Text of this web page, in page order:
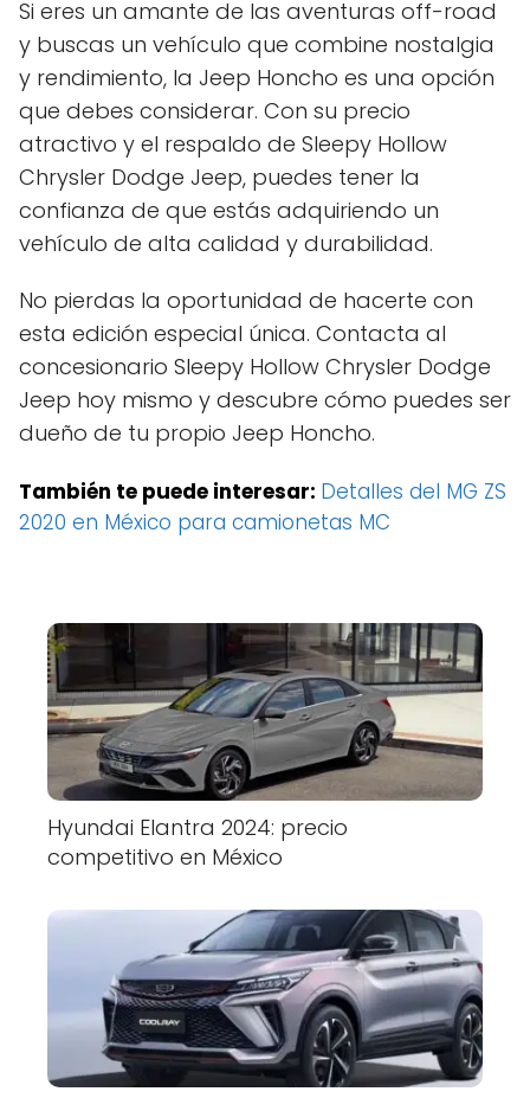
Si eres un amante de las aventuras off-road
y buscas un vehículo que combine nostalgia
y rendimiento, la Jeep Honcho es una opción
que debes considerar. Con su precio
atractivo y el respaldo de Sleepy Hollow
Chrysler Dodge Jeep, puedes tener la
confianza de que estás adquiriendo un
vehículo de alta calidad y durabilidad.
No pierdas la oportunidad de hacerte con
esta edición especial única. Contacta al
concesionario Sleepy Hollow Chrysler Dodge
Jeep hoy mismo y descubre cómo puedes ser
dueño de tu propio Jeep Honcho.
También te puede interesar: Detalles del MG ZS
2020 en México para camionetas MC
Hyundai Elantra 2024: precio
competitivo en México